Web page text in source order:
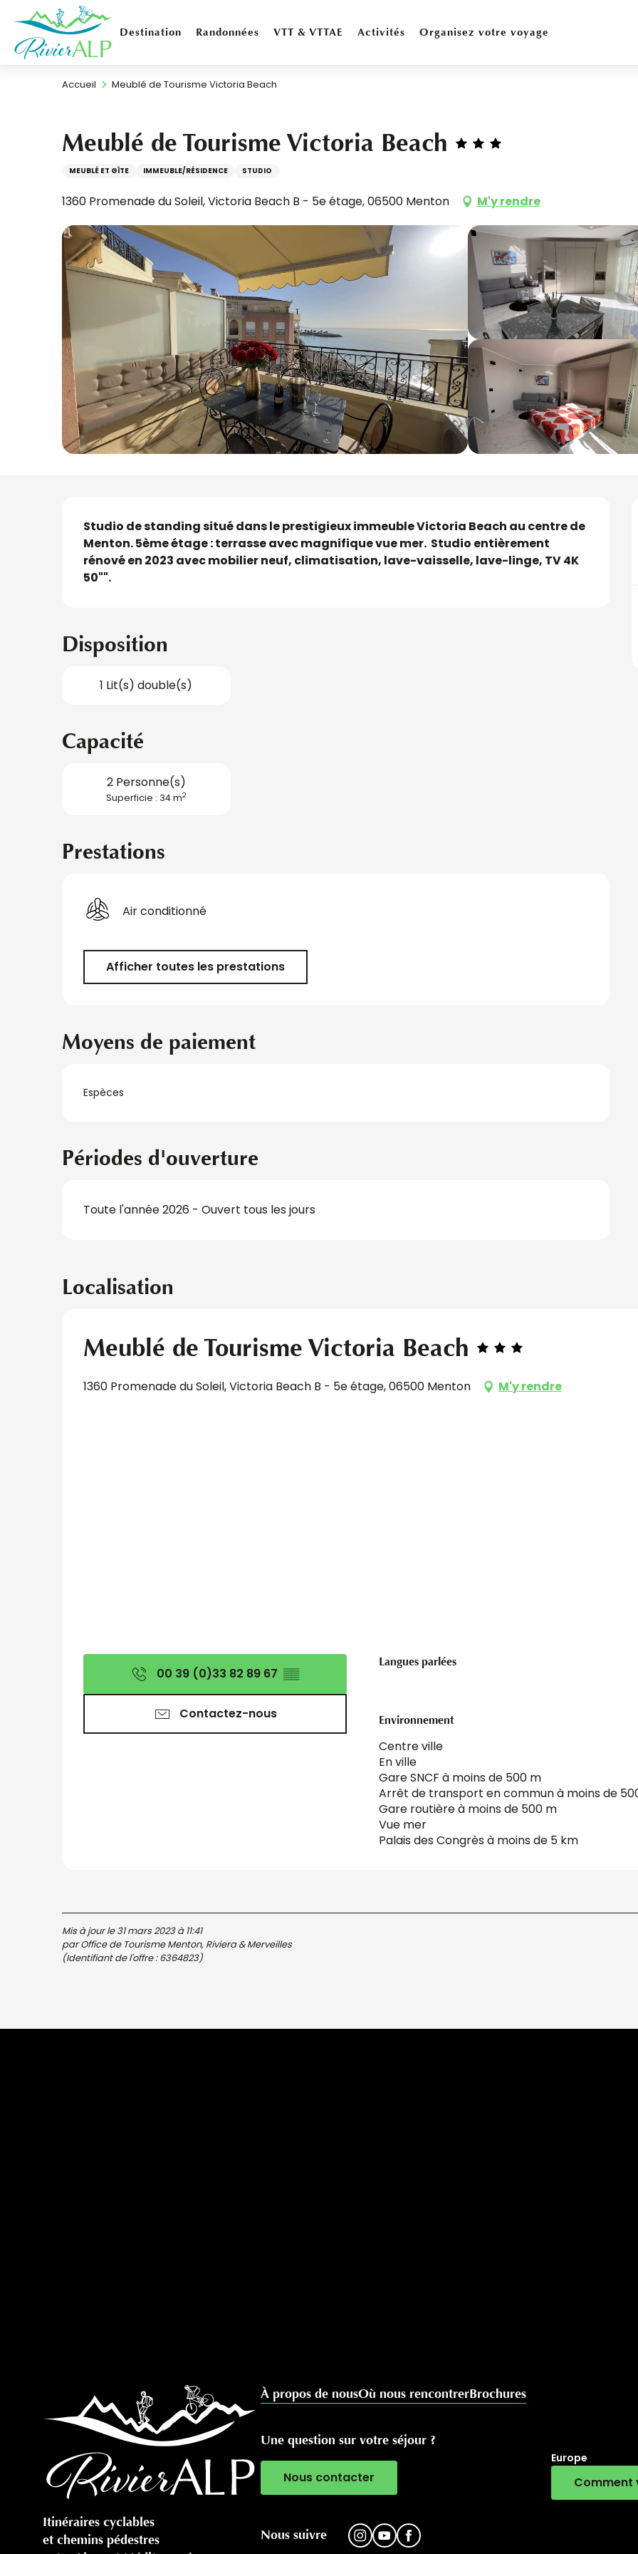
contenu
principal
Destination Randonnées VTT & VTTAE Activités Organisez votre voyage
Accueil Meublé de Tourisme Victoria Beach
Meublé de Tourisme Victoria Beach
MEUBLÉ ET GÎTE IMMEUBLE/RÉSIDENCE STUDIO
1360 Promenade du Soleil, Victoria Beach B - 5e étage, 06500 Menton M'y rendre
Description
Studio de standing situé dans le prestigieux immeuble Victoria Beach au centre de
Menton. 5ème étage : terrasse avec magnifique vue mer.  Studio entièrement
rénové en 2023 avec mobilier neuf, climatisation, lave-vaisselle, lave-linge, TV 4K
50"".
Disposition
1 Lit(s) double(s)
Capacité
2 Personne(s)
Superficie : 34 m2
Prestations
Air conditionné
Afficher toutes les prestations
Moyens de paiement
Espèces
Périodes d'ouverture
Toute l'année 2026 - Ouvert tous les jours
Localisation
Meublé de Tourisme Victoria Beach
1360 Promenade du Soleil, Victoria Beach B - 5e étage, 06500 Menton M'y rendre
00 39 (0)33 82 89 67 ▒▒
Contactez-nous
Langues parlées
Langues parlées
Environnement
Environnement
Centre ville
En ville
Gare SNCF à moins de 500 m
Arrêt de transport en commun à moins de
Gare routière à moins de 500 m
Vue mer
Palais des Congrès à moins de 5 km
Mis à jour le 31 mars 2023 à 11:41
par Office de Tourisme Menton, Riviera & Merveilles
(Identifiant de l'offre :6364823)
Itinéraires cyclables
et chemins pédestres
À propos de nousOù nous rencontrerBrochures
Une question sur votre séjour ?
Nous contacter
Nous suivre
Europe
Comment